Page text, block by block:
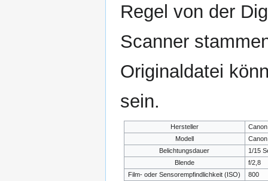
Regel von der
Scanner
Originaldatei
sein.
Hersteller
Canon
Modell
Belichtungsdauer
1/15
Blende
f/2,8
Film- oder Sensorempfindlichkeit (ISO)
800